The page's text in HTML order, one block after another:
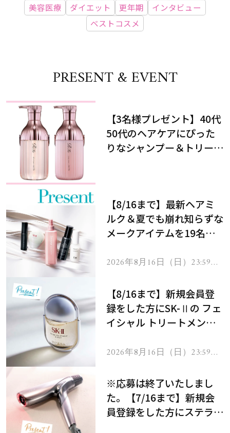
美容医療
ダイエット 更年期
インタビュー
ベストコスメ
PRESENT & EVENT
【3名様プレゼント】40代
50代のヘアケアにぴった
りなシャンプー＆トリート
【8/16まで】最新ヘアミ
ルク＆夏でも崩れ知らずな
メークアイテムを19名様
2026年8月16日（日）23:59ま
【8/16まで】新規会員登
録をした方にSK-Ⅱの フェ
イシャル トリートメント
2026年8月16日（日）23:59ま
※応募は終了いたしまし
た。【7/16まで】新規会
員登録をした方にステラボ